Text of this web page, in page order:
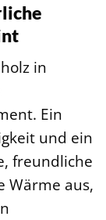
in
Ein
und ein
freundliche
Wärme aus,